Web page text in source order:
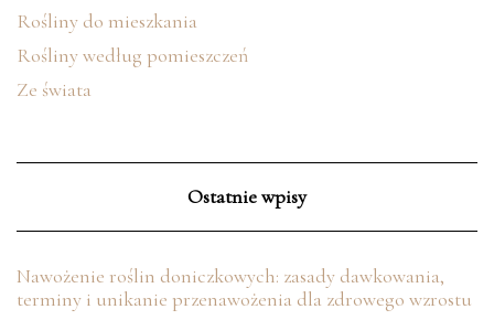
Rośliny do mieszkania
Rośliny według pomieszczeń
Ze świata
Ostatnie wpisy
Nawożenie roślin doniczkowych: zasady dawkowania,
terminy i unikanie przenawożenia dla zdrowego wzrostu